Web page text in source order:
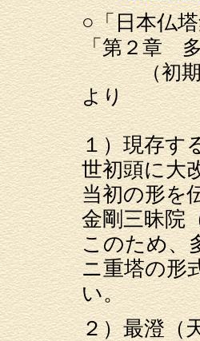
○「日本仏
「第２章 多
（初期多宝
より
１）現存す
世初頭に大
当初の形を
金剛三昧院
このため、
ニ重塔の形
い。
２）最澄（